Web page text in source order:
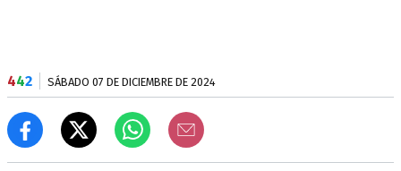
442 SÁBADO 07 DE DICIEMBRE DE 2024